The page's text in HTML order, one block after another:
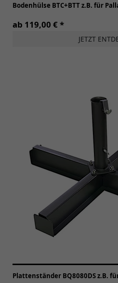
Bodenhülse BTC+BTT z.B. für
ab 119,00 € *
JETZT
Plattenständer BQ8080DS z.B.